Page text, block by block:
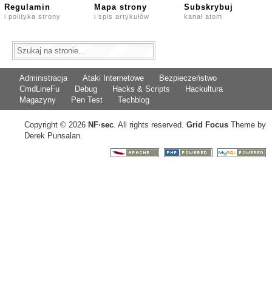
Regulamin
i polityka strony
Mapa strony
i spis artykułów
Subskrybuj
kanał atom
Administracja Ataki Internetowe
Bezpieczeństwo
CmdLineFu
Debug Hacks & Scripts
Hackultura
Magazyny
Pen Test Techblog
Copyright © 2026 NF·sec. All rights reserved. Grid Focus Theme by
Derek Punsalan.